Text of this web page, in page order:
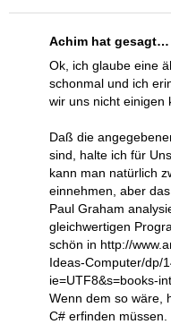
Achim hat gesagt…
Ok, ich glaube eine
schonmal und ich
wir uns nicht einigen
Daß die
sind, halte ich für
kann man natürlich
einnehmen, aber
Paul Graham
gleichwertigen
schön in http://
Ideas-Computer/dp/
ie=UTF8&s=books-
Wenn dem so wäre,
C# erfinden müssen.